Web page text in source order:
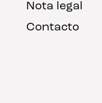
Nota legal
Contacto